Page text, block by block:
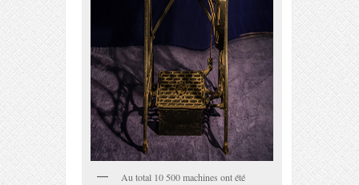
Au total 10 500 machines ont été